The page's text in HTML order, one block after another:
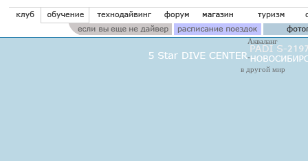
Акваланг
в другой мир